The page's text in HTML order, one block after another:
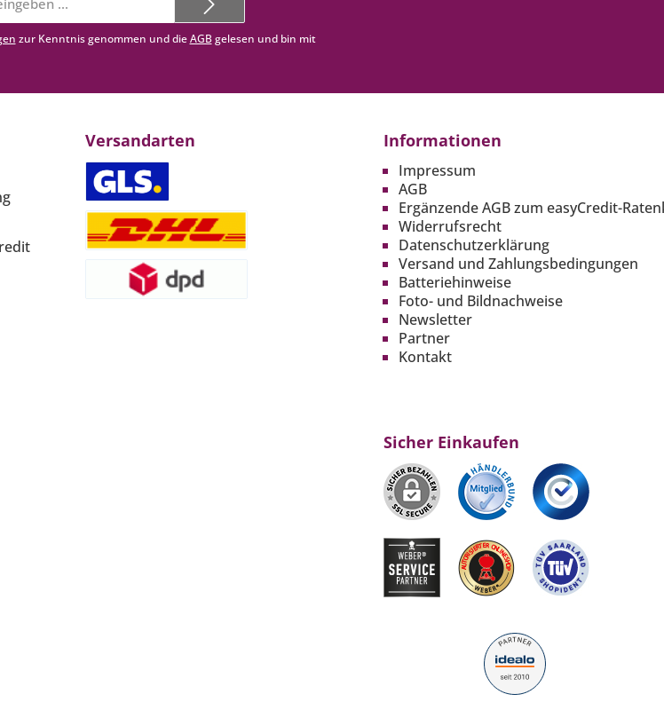
Mail-
Adresse*
zur Kenntnis genommen und dieAGBgelesen und bin mit
Versandarten Informationen
Impressum
AGB
Ergänzende AGB zum easyCredit-
Widerrufsrecht
Datenschutzerklärung
Versand und Zahlungsbedingungen
Batteriehinweise
Foto- und Bildnachweise
Newsletter
Partner
Kontakt
Sicher Einkaufen